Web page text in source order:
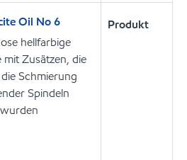
Oil No 6
hellfarbige
mit Zusätzen, die
Schmierung
Spindeln
Produkt